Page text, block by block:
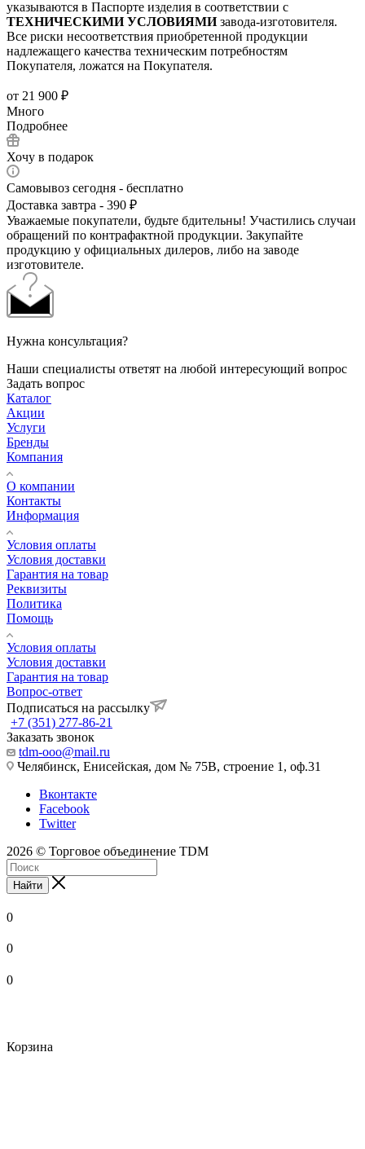
указываются в Паспорте изделия в соответствии с
ТЕХНИЧЕСКИМИ УСЛОВИЯМИзавода-изготовителя.
Все риски несоответствия приобретенной продукции
надлежащего качества техническим потребностям
Покупателя, ложатся на Покупателя.
от 21 900 ₽
Много
Подробнее
Хочу в подарок
Самовывоз сегодня - бесплатно
Доставка завтра - 390 ₽
Уважаемые покупатели, будьте бдительны! Участились случаи
обращений по контрафактной продукции. Закупайте
продукцию у официальных дилеров, либо на заводе
изготовителе.
Нужна консультация?
Наши специалисты ответят на любой интересующий вопрос
Задать вопрос
Каталог
Акции
Услуги
Бренды
Компания
О компании
Контакты
Информация
Условия оплаты
Условия доставки
Гарантия на товар
Реквизиты
Политика
Помощь
Условия оплаты
Условия доставки
Гарантия на товар
Вопрос-ответ
Подписаться на рассылку
+7 (351) 277-86-21
Заказать звонок
tdm-ooo@mail.ru
Челябинск, Енисейская, дом № 75В, строение 1, оф.31
Вконтакте
Facebook
Twitter
2026 © Торговое объединение TDM
Найти
0
0
0
Корзина